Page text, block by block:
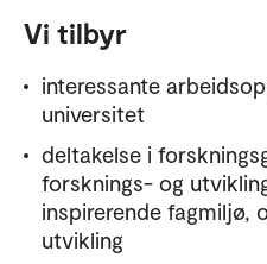
Vi tilbyr
interessante
universitet
deltakelse i
forsknings- og
inspirerende fagmiljø,
utvikling